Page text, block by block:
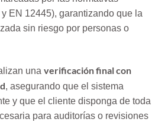
EN 12445), garantizando que la
sin riesgo por personas o
una verificación final con
, asegurando que el sistema
y que el cliente disponga de toda
para auditorías o revisiones